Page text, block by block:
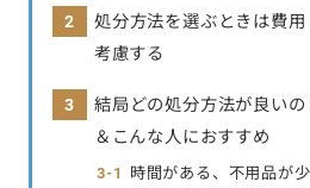
処分方法を選ぶときは費
考慮する
結局どの処分方法が良い
＆こんな人におすすめ
時間がある、不用品が